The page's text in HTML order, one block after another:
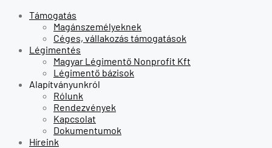
Támogatás
Magánszemélyeknek
Céges, vállakozás támogatások
Légimentés
Magyar Légimentő Nonprofit Kft
Légimentő bázisok
Alapítványunkról
Rólunk
Rendezvények
Kapcsolat
Dokumentumok
Híreink